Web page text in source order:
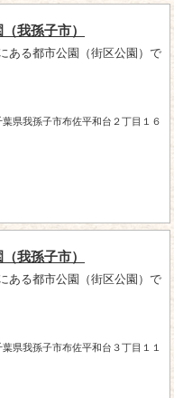
我孫子市）
ある都市公園（街区公園）で
県我孫子市布佐平和台２丁目１６
我孫子市）
ある都市公園（街区公園）で
県我孫子市布佐平和台３丁目１１